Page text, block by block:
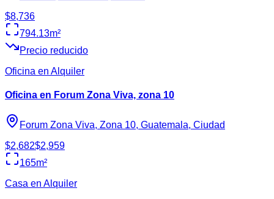
$8,736
794.13m²
Precio reducido
Oficina en Alquiler
Oficina en Forum Zona Viva, zona 10
Forum Zona Viva, Zona 10, Guatemala, Ciudad
$2,682$2,959
165m²
Casa en Alquiler